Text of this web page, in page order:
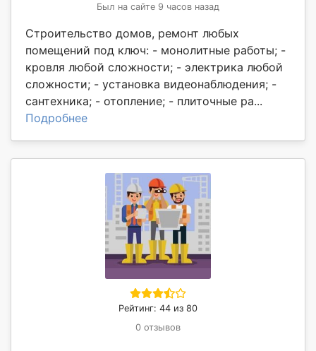
Был на сайте 9 часов назад
Строительство домов, ремонт любых
помещений под ключ: - монолитные работы; -
кровля любой сложности; - электрика любой
сложности; - установка видеонаблюдения; -
сантехника; - отопление; - плиточные ра...
Подробнее
Рейтинг: 44 из 80
0 отзывов